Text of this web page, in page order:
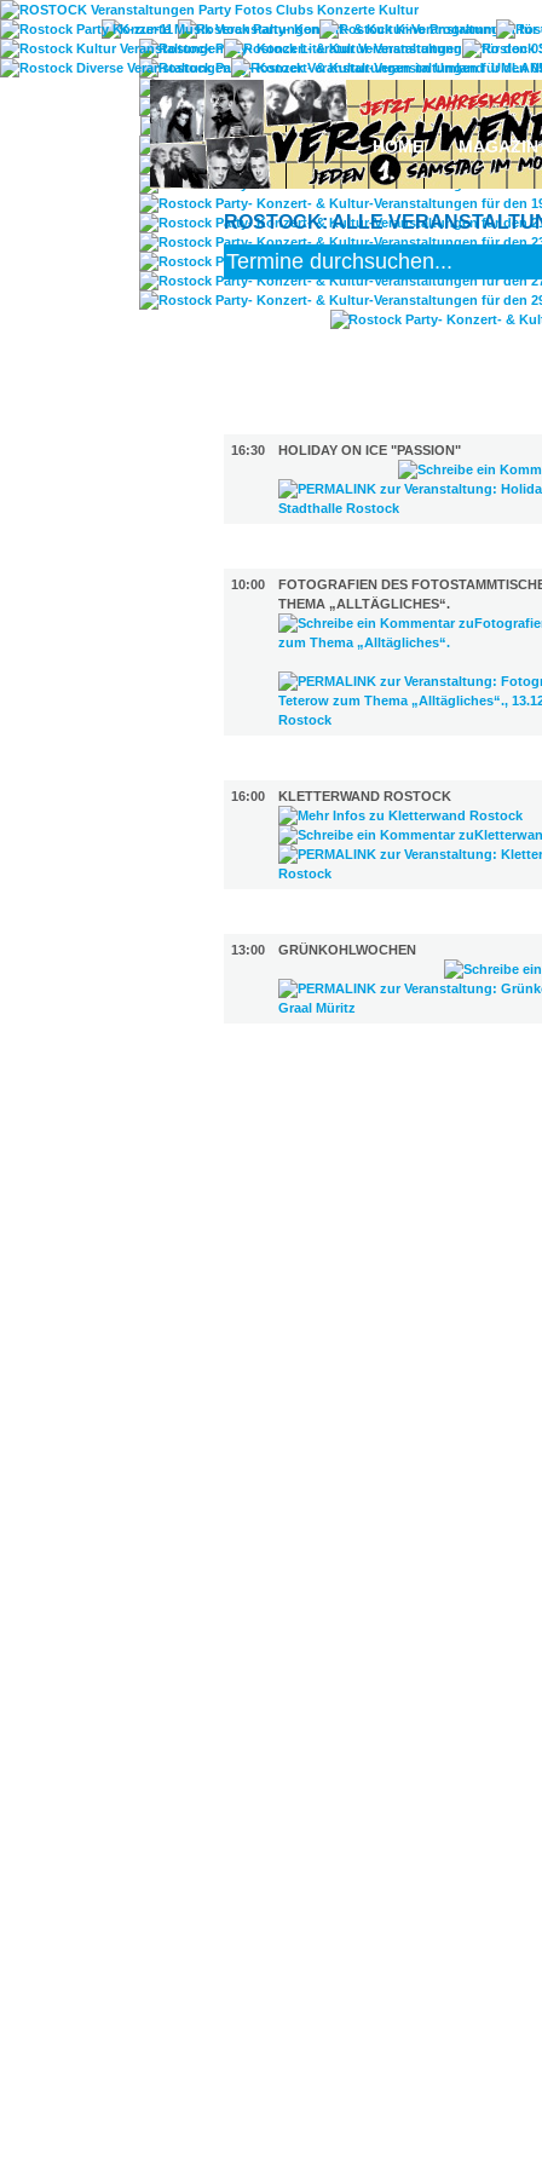
HOME MAGAZIN
ROSTOCK: ALLE
16:30
HOLIDAY ON ICE "PASSION"
10:00
FOTOGRAFIEN DES
THEMA „ALLTÄGLICHES“.
16:00
KLETTERWAND ROSTOCK
13:00
GRÜNKOHLWOCHEN